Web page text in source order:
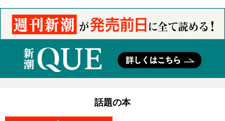
話題の本